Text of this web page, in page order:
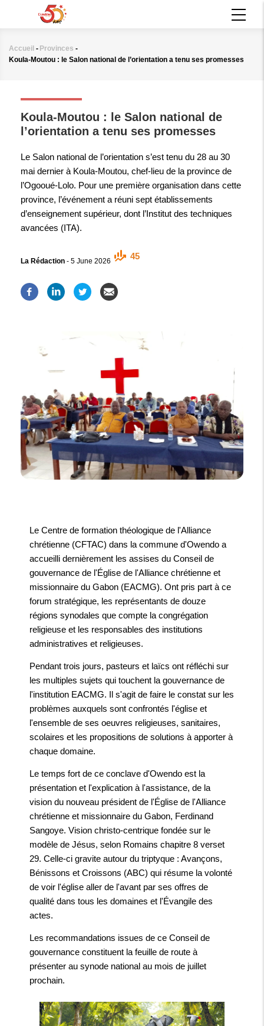
principal
Fil
Accueil - Provinces -
Koula-Moutou : le Salon national de l’orientation a tenu ses promesses
Koula-Moutou : le Salon national de
l’orientation a tenu ses promesses
Le Salon national de l’orientation s’est tenu du 28 au 30
mai dernier à Koula-Moutou, chef-lieu de la province de
l’Ogooué-Lolo. Pour une première organisation dans cette
province, l’événement a réuni sept établissements
d’enseignement supérieur, dont l’Institut des techniques
avancées (ITA).
La Rédaction - 5 June 2026
45
Le Centre de formation théologique de l'Alliance
chrétienne (CFTAC) dans la commune d'Owendo a
accueilli dernièrement les assises du Conseil de
gouvernance de l'Église de l'Alliance chrétienne et
missionnaire du Gabon (EACMG). Ont pris part à ce
forum stratégique, les représentants de douze
régions synodales que compte la congrégation
religieuse et les responsables des institutions
administratives et religieuses.
Pendant trois jours, pasteurs et laïcs ont réfléchi sur
les multiples sujets qui touchent la gouvernance de
l'institution EACMG. Il s'agit de faire le constat sur les
problèmes auxquels sont confrontés l'église et
l'ensemble de ses oeuvres religieuses, sanitaires,
scolaires et les propositions de solutions à apporter à
chaque domaine.
Le temps fort de ce conclave d'Owendo est la
présentation et l'explication à l'assistance, de la
vision du nouveau président de l'Église de l'Alliance
chrétienne et missionnaire du Gabon, Ferdinand
Sangoye. Vision christo-centrique fondée sur le
modèle de Jésus, selon Romains chapitre 8 verset
29. Celle-ci gravite autour du triptyque : Avançons,
Bénissons et Croissons (ABC) qui résume la volonté
de voir l'église aller de l'avant par ses offres de
qualité dans tous les domaines et l'Évangile des
actes.
Les recommandations issues de ce Conseil de
gouvernance constituent la feuille de route à
présenter au synode national au mois de juillet
prochain.